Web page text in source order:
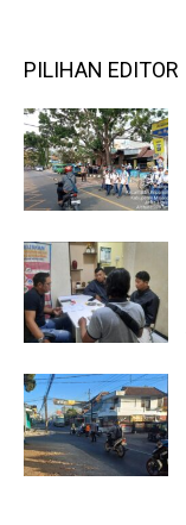
PILIHAN EDITOR